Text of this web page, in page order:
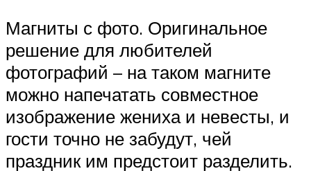
Магниты с фото. Оригинальное
решение для любителей
фотографий – на таком магните
можно напечатать совместное
изображение жениха и невесты, и
гости точно не забудут, чей
праздник им предстоит разделить.